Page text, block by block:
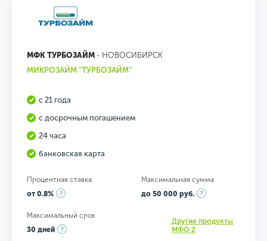
МФК ТУРБОЗАЙМ - НОВОСИБИРСК
МИКРОЗАЙМ "ТУРБОЗАЙМ"
с 21 года
с досрочным погашением
24 часа
банковская карта
Процентная ставка
от 0.8%
Максимальная сумма
до 50 000 руб.
Максимальный срок
30 дней
Другие продукты
МФО 2